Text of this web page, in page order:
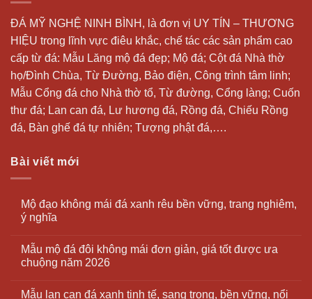
ĐÁ MỸ NGHỆ NINH BÌNH, là đơn vị UY TÍN – THƯƠNG
HIỆU trong lĩnh vực điêu khắc, chế tác các sản phẩm cao
cấp từ đá: Mẫu Lăng mộ đá đẹp; Mộ đá; Cột đá Nhà thờ
họ/Đình Chùa, Từ Đường, Bảo điện, Công trình tâm linh;
Mẫu Cổng đá cho Nhà thờ tổ, Từ đường, Cổng làng; Cuốn
thư đá; Lan can đá, Lư hương đá, Rồng đá, Chiếu Rồng
đá, Bàn ghế đá tự nhiên; Tượng phật đá,….
Bài viết mới
Mộ đạo không mái đá xanh rêu bền vững, trang nghiêm,
ý nghĩa
Mẫu mộ đá đôi không mái đơn giản, giá tốt được ưa
chuộng năm 2026
Mẫu lan can đá xanh tinh tế, sang trọng, bền vững, nổi